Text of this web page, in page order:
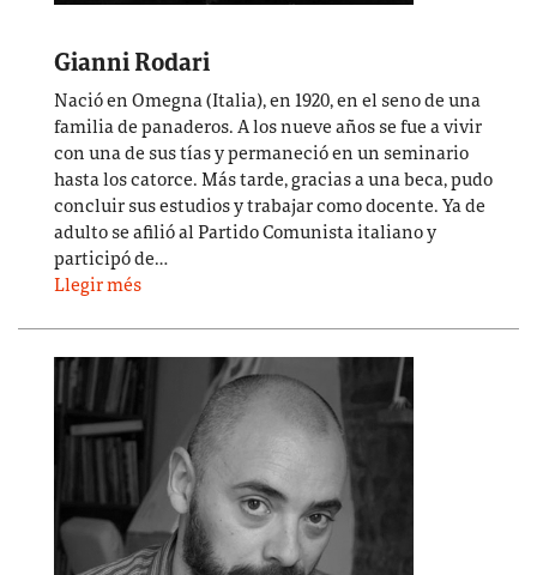
Gianni Rodari
Nació en Omegna (Italia), en 1920, en el seno de una
familia de panaderos. A los nueve años se fue a vivir
con una de sus tías y permaneció en un seminario
hasta los catorce. Más tarde, gracias a una beca, pudo
concluir sus estudios y trabajar como docente. Ya de
adulto se afilió al Partido Comunista italiano y
participó de…
Llegir més